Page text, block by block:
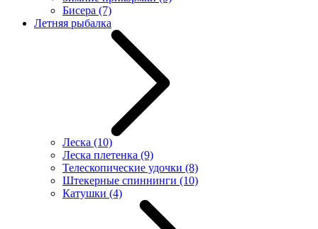
Бисера (7)
Летняя рыбалка
Леска (10)
Леска плетенка (9)
Телескопические удочки (8)
Штекерные спиннинги (10)
Катушки (4)